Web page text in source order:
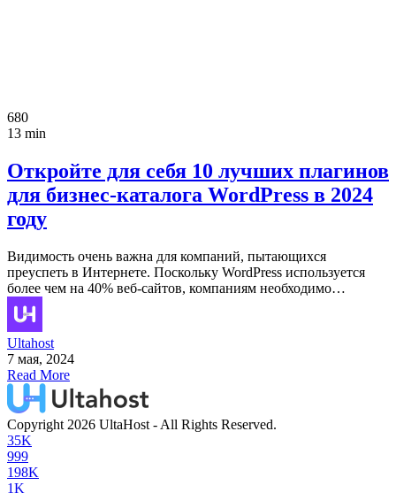
680
13 min
Откройте для себя 10 лучших плагинов
для бизнес-каталога WordPress в 2024
году
Видимость очень важна для компаний, пытающихся
преуспеть в Интернете. Поскольку WordPress используется
более чем на 40% веб-сайтов, компаниям необходимо…
Ultahost
7 мая, 2024
Read More
Copyright 2026 UltaHost - All Rights Reserved.
35K
999
198K
1K